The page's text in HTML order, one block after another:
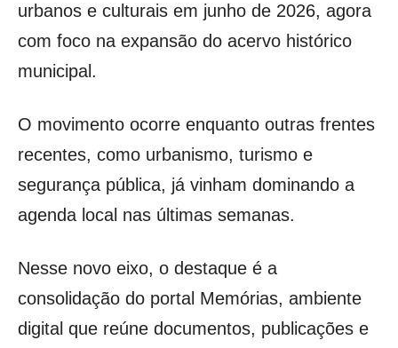
urbanos e culturais em junho de 2026, agora
com foco na expansão do acervo histórico
municipal.
O movimento ocorre enquanto outras frentes
recentes, como urbanismo, turismo e
segurança pública, já vinham dominando a
agenda local nas últimas semanas.
Nesse novo eixo, o destaque é a
consolidação do portal Memórias, ambiente
digital que reúne documentos, publicações e